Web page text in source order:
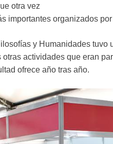
otra vez
importantes organizados
y Humanidades tuvo
actividades que eran
ofrece año tras año.